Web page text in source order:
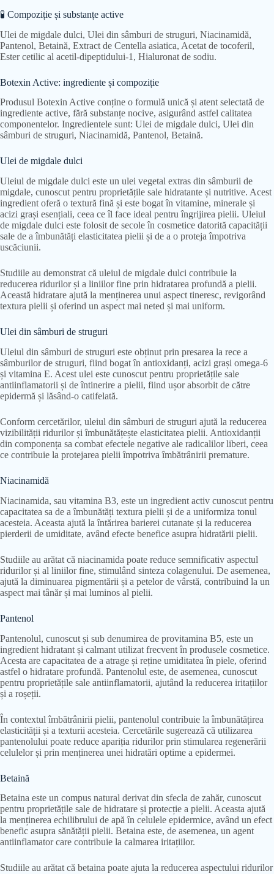
🧪 Compoziție și substanțe active
Ulei de migdale dulci, Ulei din sâmburi de struguri, Niacinamidă,
Pantenol, Betaină, Extract de Centella asiatica, Acetat de tocoferil,
Ester cetilic al acetil-dipeptidului-1, Hialuronat de sodiu.
Botexin Active: ingrediente și compoziție
Produsul Botexin Active conține o formulă unică și atent selectată de
ingrediente active, fără substanțe nocive, asigurând astfel calitatea
componentelor. Ingredientele sunt: Ulei de migdale dulci, Ulei din
sâmburi de struguri, Niacinamidă, Pantenol, Betaină.
Ulei de migdale dulci
Uleiul de migdale dulci este un ulei vegetal extras din sâmburii de
migdale, cunoscut pentru proprietățile sale hidratante și nutritive. Acest
ingredient oferă o textură fină și este bogat în vitamine, minerale și
acizi grași esențiali, ceea ce îl face ideal pentru îngrijirea pielii. Uleiul
de migdale dulci este folosit de secole în cosmetice datorită capacității
sale de a îmbunătăți elasticitatea pielii și de a o proteja împotriva
uscăciunii.
Studiile au demonstrat că uleiul de migdale dulci contribuie la
reducerea ridurilor și a liniilor fine prin hidratarea profundă a pielii.
Această hidratare ajută la menținerea unui aspect tineresc, revigorând
textura pielii și oferind un aspect mai neted și mai uniform.
Ulei din sâmburi de struguri
Uleiul din sâmburi de struguri este obținut prin presarea la rece a
sâmburilor de struguri, fiind bogat în antioxidanți, acizi grași omega-6
și vitamina E. Acest ulei este cunoscut pentru proprietățile sale
antiinflamatorii și de întinerire a pielii, fiind ușor absorbit de către
epidermă și lăsând-o catifelată.
Conform cercetărilor, uleiul din sâmburi de struguri ajută la reducerea
vizibilității ridurilor și îmbunătățește elasticitatea pielii. Antioxidanții
din componența sa combat efectele negative ale radicalilor liberi, ceea
ce contribuie la protejarea pielii împotriva îmbătrânirii premature.
Niacinamidă
Niacinamida, sau vitamina B3, este un ingredient activ cunoscut pentru
capacitatea sa de a îmbunătăți textura pielii și de a uniformiza tonul
acesteia. Aceasta ajută la întărirea barierei cutanate și la reducerea
pierderii de umiditate, având efecte benefice asupra hidratării pielii.
Studiile au arătat că niacinamida poate reduce semnificativ aspectul
ridurilor și al liniilor fine, stimulând sinteza colagenului. De asemenea,
ajută la diminuarea pigmentării și a petelor de vârstă, contribuind la un
aspect mai tânăr și mai luminos al pielii.
Pantenol
Pantenolul, cunoscut și sub denumirea de provitamina B5, este un
ingredient hidratant și calmant utilizat frecvent în produsele cosmetice.
Acesta are capacitatea de a atrage și reține umiditatea în piele, oferind
astfel o hidratare profundă. Pantenolul este, de asemenea, cunoscut
pentru proprietățile sale antiinflamatorii, ajutând la reducerea iritațiilor
și a roșeții.
În contextul îmbătrânirii pielii, pantenolul contribuie la îmbunătățirea
elasticității și a texturii acesteia. Cercetările sugerează că utilizarea
pantenolului poate reduce apariția ridurilor prin stimularea regenerării
celulelor și prin menținerea unei hidratări optime a epidermei.
Betaină
Betaina este un compus natural derivat din sfecla de zahăr, cunoscut
pentru proprietățile sale de hidratare și protecție a pielii. Aceasta ajută
la menținerea echilibrului de apă în celulele epidermice, având un efect
benefic asupra sănătății pielii. Betaina este, de asemenea, un agent
antiinflamator care contribuie la calmarea iritațiilor.
Studiile au arătat că betaina poate ajuta la reducerea aspectului ridurilor